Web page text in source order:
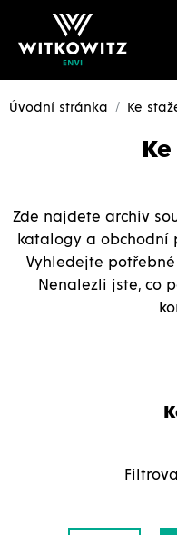
Úvodní stránka Ke
Zde najdete archiv
katalogy a obchodní
Vyhledejte
Nenalezli jste, co